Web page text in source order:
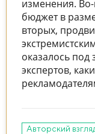
изменения.
бюджет в
вторых,
оказалось под
экспертов,
Авторский